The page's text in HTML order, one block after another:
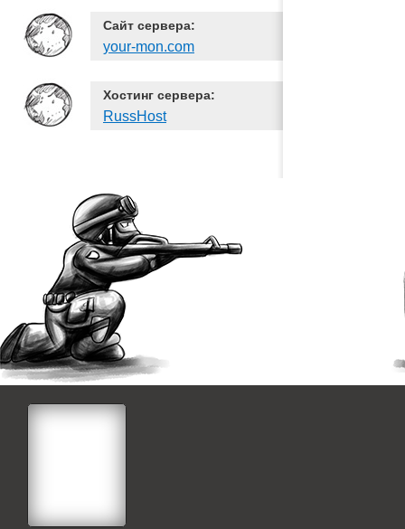
Сайт сервера:
your-mon.com
Хостинг сервера:
RussHost